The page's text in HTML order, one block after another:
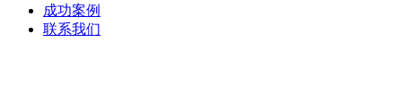
成功案例
联系我们